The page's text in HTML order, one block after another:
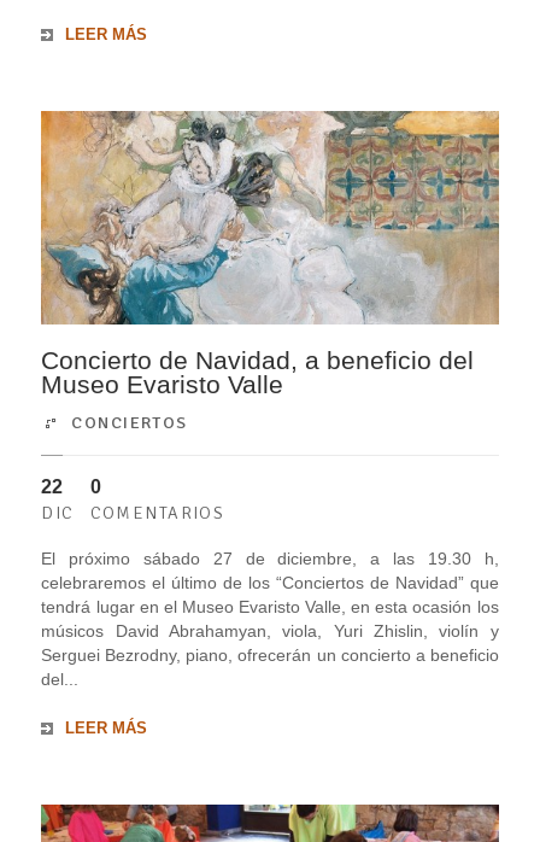
LEER MÁS
Concierto de Navidad, a beneficio del
Museo Evaristo Valle
CONCIERTOS
22
DIC
0
COMENTARIOS
El próximo sábado 27 de diciembre, a las 19.30 h,
celebraremos el último de los “Conciertos de Navidad” que
tendrá lugar en el Museo Evaristo Valle, en esta ocasión los
músicos David Abrahamyan, viola, Yuri Zhislin, violín y
Serguei Bezrodny, piano, ofrecerán un concierto a beneficio
del...
LEER MÁS